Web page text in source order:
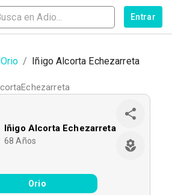
Entrar
Orio / Iñigo Alcorta Echezarreta
Iñigo Alcorta Echezarreta
68 Años
Orio